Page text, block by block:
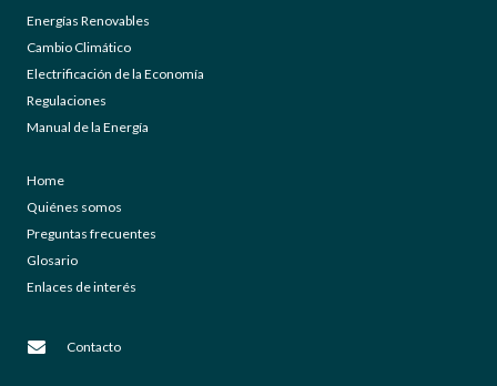
Energías Renovables
Cambio Climático
Electrificación de la Economía
Regulaciones
Manual de la Energía
Home
Quiénes somos
Preguntas frecuentes
Glosario
Enlaces de interés
Contacto